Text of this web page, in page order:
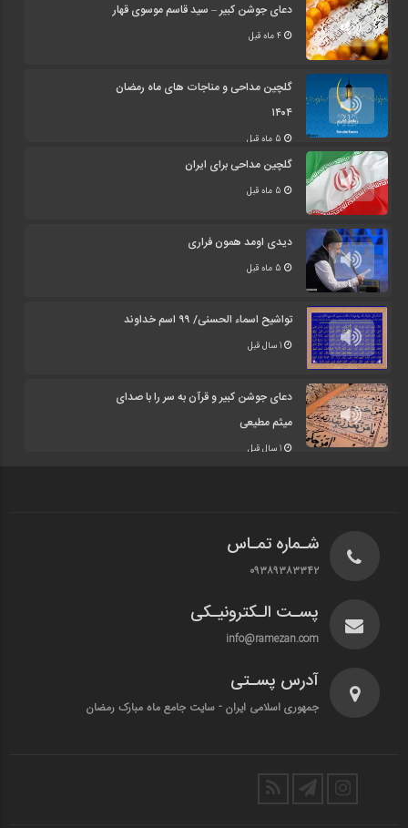
دعای جوشن کبیر – سید قاسم موسوی قهار
4 ماه قبل
گلچین مداحی و مناجات های ماه رمضان
۱۴۰۴
گلچین مداحی برای ایران
دیدی اومد همون فراری
تواشیح اسماء الحسنی/ ۹۹ اسم خداوند
1 سال قبل
دعای جوشن کبیر و قرآن به سر را با صدای
میثم مطیعی
1 سال قبل
شـماره تمـاس
۰۹۳۸۹۳۸۳۳۴۲
پسـت الـکترونیـکی
info@ramezan.com
آدرس پسـتی
جمهوری اسلامی ایران - سایت جامع ماه مبارک رمضان